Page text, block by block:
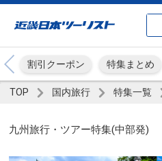
割引クーポン 特集まとめ
TOP 国内旅行 特集一覧
九州旅行・ツアー特集(中部発)